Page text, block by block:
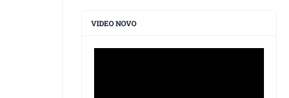
VIDEO NOVO